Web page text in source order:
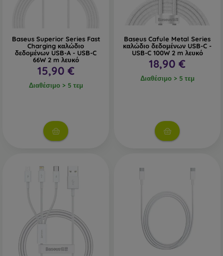
Baseus Superior Series Fast
Charging καλώδιο
δεδομένων USB-A - USB-C
66W 2 m λευκό
15,90 €
Διαθέσιμο > 5 τεμ
Baseus Cafule Metal Series
καλώδιο δεδομένων USB-C -
USB-C 100W 2 m λευκό
18,90 €
Διαθέσιμο > 5 τεμ